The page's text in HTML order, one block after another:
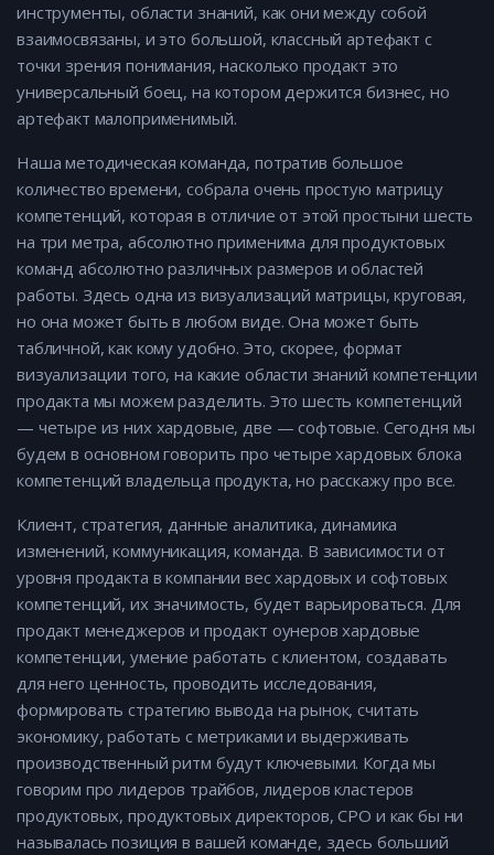
инструменты, области знаний, как они между собой
взаимосвязаны, и это большой, классный артефакт с
точки зрения понимания, насколько продакт это
универсальный боец, на котором держится бизнес, но
артефакт малоприменимый.
Наша методическая команда, потратив большое
количество времени, собрала очень простую матрицу
компетенций, которая в отличие от этой простыни шесть
на три метра, абсолютно применима для продуктовых
команд абсолютно различных размеров и областей
работы. Здесь одна из визуализаций матрицы, круговая,
но она может быть в любом виде. Она может быть
табличной, как кому удобно. Это, скорее, формат
визуализации того, на какие области знаний компетенции
продакта мы можем разделить. Это шесть компетенций
— четыре из них хардовые, две — софтовые. Сегодня мы
будем в основном говорить про четыре хардовых блока
компетенций владельца продукта, но расскажу про все.
Клиент, стратегия, данные аналитика, динамика
изменений, коммуникация, команда. В зависимости от
уровня продакта в компании вес хардовых и софтовых
компетенций, их значимость, будет варьироваться. Для
продакт менеджеров и продакт оунеров хардовые
компетенции, умение работать с клиентом, создавать
для него ценность, проводить исследования,
формировать стратегию вывода на рынок, считать
экономику, работать с метриками и выдерживать
производственный ритм будут ключевыми. Когда мы
говорим про лидеров трайбов, лидеров кластеров
продуктовых, продуктовых директоров, CPO и как бы ни
называлась позиция в вашей команде, здесь больший